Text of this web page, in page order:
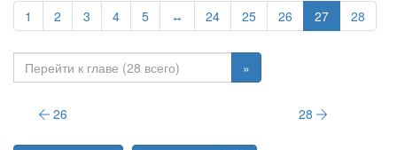
1 2 3 4 5 ↔ 24 25 26 27 28
»
26 28